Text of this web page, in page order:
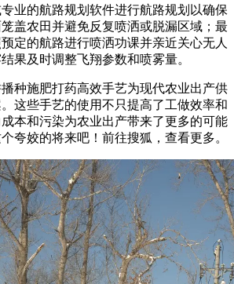
业的航路规划软件进行航路规划以确保
盖农田并避免反复喷洒或脱漏区域；最
定的航路进行喷洒功课并亲近关心无人
果及时调整飞翔参数和喷雾量。
施肥打药高效手艺为现代农业出产供
这些手艺的使用不只提高了工做效率和
本和污染为农业出产带来了更多的可能
夸姣的将来吧！前往搜狐，查看更多。